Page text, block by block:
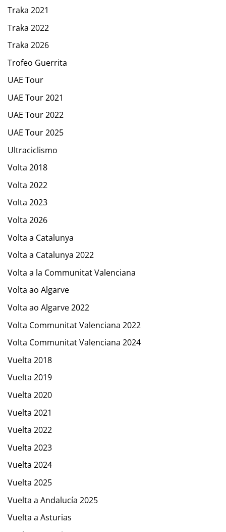
Traka 2021
Traka 2022
Traka 2026
Trofeo Guerrita
UAE Tour
UAE Tour 2021
UAE Tour 2022
UAE Tour 2025
Ultraciclismo
Volta 2018
Volta 2022
Volta 2023
Volta 2026
Volta a Catalunya
Volta a Catalunya 2022
Volta a la Communitat Valenciana
Volta ao Algarve
Volta ao Algarve 2022
Volta Communitat Valenciana 2022
Volta Communitat Valenciana 2024
Vuelta 2018
Vuelta 2019
Vuelta 2020
Vuelta 2021
Vuelta 2022
Vuelta 2023
Vuelta 2024
Vuelta 2025
Vuelta a Andalucía 2025
Vuelta a Asturias